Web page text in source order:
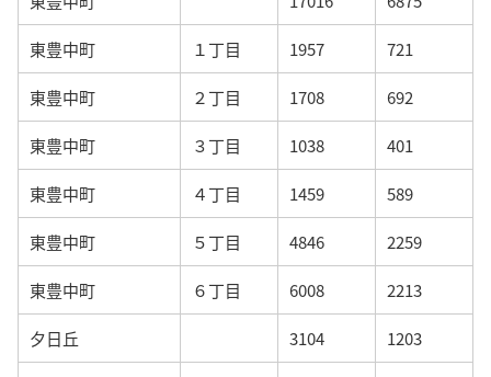
東豊中町 １丁目 1957 721
東豊中町 ２丁目 1708 692
東豊中町 ３丁目 1038 401
東豊中町 ４丁目 1459 589
東豊中町 ５丁目 4846 2259
東豊中町 ６丁目 6008 2213
夕日丘 3104 1203